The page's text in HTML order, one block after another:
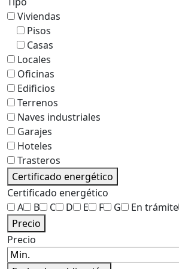
Viviendas
Pisos
Casas
Locales
Oficinas
Edificios
Terrenos
Naves industriales
Garajes
Hoteles
Trasteros
Certificado energético
Certificado energético
A
B C D E F G En trámite
Precio
Precio